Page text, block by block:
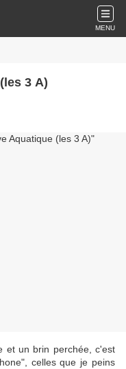
MENU
3 A)
et un brin perchée, c'est
celles que je peins